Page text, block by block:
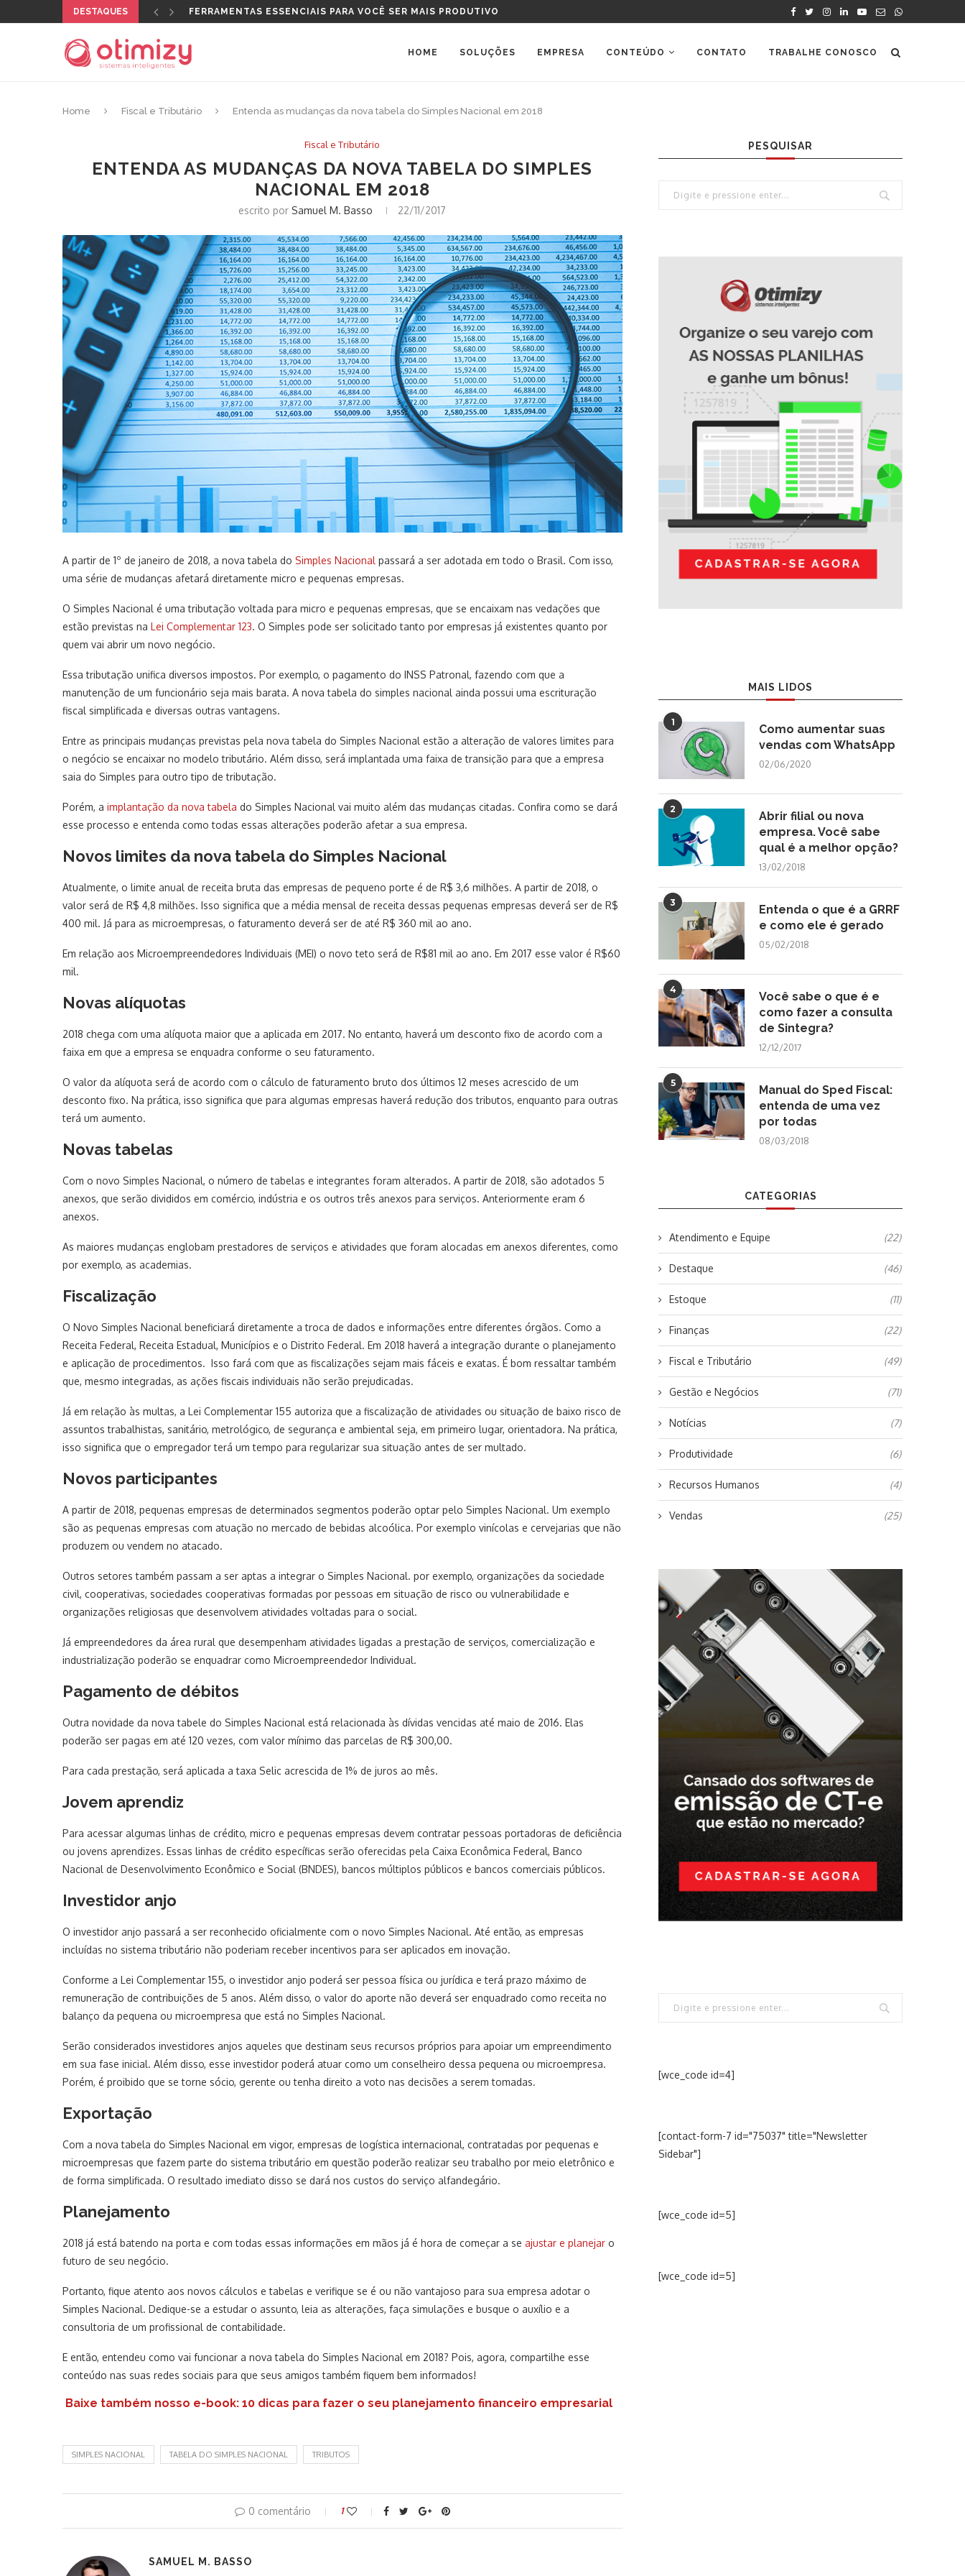
DESTAQUES QUAL CERTIFICADO DIGITAL DEVO COMPRAR?
HOME SOLUÇÕES EMPRESA CONTEÚDO CONTATO TRABALHE CONOSCO
Home Fiscal e Tributário Entenda as mudanças da nova tabela do Simples Nacional em 2018
Fiscal e Tributário
ENTENDA AS MUDANÇAS DA NOVA TABELA DO SIMPLES
NACIONAL EM 2018
escrito por Samuel M. Basso 22/11/2017
A partir de 1º de janeiro de 2018, a nova tabela do Simples Nacional passará a ser adotada em todo o Brasil. Com isso,
uma série de mudanças afetará diretamente micro e pequenas empresas.
O Simples Nacional é uma tributação voltada para micro e pequenas empresas, que se encaixam nas vedações que
estão previstas na Lei Complementar 123. O Simples pode ser solicitado tanto por empresas já existentes quanto por
quem vai abrir um novo negócio.
Essa tributação unifica diversos impostos. Por exemplo, o pagamento do INSS Patronal, fazendo com que a
manutenção de um funcionário seja mais barata. A nova tabela do simples nacional ainda possui uma escrituração
fiscal simplificada e diversas outras vantagens.
Entre as principais mudanças previstas pela nova tabela do Simples Nacional estão a alteração de valores limites para
o negócio se encaixar no modelo tributário. Além disso, será implantada uma faixa de transição para que a empresa
saia do Simples para outro tipo de tributação.
Porém, a implantação da nova tabela do Simples Nacional vai muito além das mudanças citadas. Confira como se dará
esse processo e entenda como todas essas alterações poderão afetar a sua empresa.
Novos limites da nova tabela do Simples Nacional
Atualmente, o limite anual de receita bruta das empresas de pequeno porte é de R$ 3,6 milhões. A partir de 2018, o
valor será de R$ 4,8 milhões. Isso significa que a média mensal de receita dessas pequenas empresas deverá ser de R$
400 mil. Já para as microempresas, o faturamento deverá ser de até R$ 360 mil ao ano.
Em relação aos Microempreendedores Individuais (MEI) o novo teto será de R$81 mil ao ano. Em 2017 esse valor é R$60
mil.
Novas alíquotas
2018 chega com uma alíquota maior que a aplicada em 2017. No entanto, haverá um desconto fixo de acordo com a
faixa em que a empresa se enquadra conforme o seu faturamento.
O valor da alíquota será de acordo com o cálculo de faturamento bruto dos últimos 12 meses acrescido de um
desconto fixo. Na prática, isso significa que para algumas empresas haverá redução dos tributos, enquanto para outras
terá um aumento.
Novas tabelas
Com o novo Simples Nacional, o número de tabelas e integrantes foram alterados. A partir de 2018, são adotados 5
anexos, que serão divididos em comércio, indústria e os outros três anexos para serviços. Anteriormente eram 6
anexos.
As maiores mudanças englobam prestadores de serviços e atividades que foram alocadas em anexos diferentes, como
por exemplo, as academias.
Fiscalização
O Novo Simples Nacional beneficiará diretamente a troca de dados e informações entre diferentes órgãos. Como a
Receita Federal, Receita Estadual, Municípios e o Distrito Federal. Em 2018 haverá a integração durante o planejamento
e aplicação de procedimentos. Isso fará com que as fiscalizações sejam mais fáceis e exatas. É bom ressaltar também
que, mesmo integradas, as ações fiscais individuais não serão prejudicadas.
Já em relação às multas, a Lei Complementar 155 autoriza que a fiscalização de atividades ou situação de baixo risco de
assuntos trabalhistas, sanitário, metrológico, de segurança e ambiental seja, em primeiro lugar, orientadora. Na prática,
isso significa que o empregador terá um tempo para regularizar sua situação antes de ser multado.
Novos participantes
A partir de 2018, pequenas empresas de determinados segmentos poderão optar pelo Simples Nacional. Um exemplo
são as pequenas empresas com atuação no mercado de bebidas alcoólica. Por exemplo vinícolas e cervejarias que não
produzem ou vendem no atacado.
Outros setores também passam a ser aptas a integrar o Simples Nacional. por exemplo, organizações da sociedade
civil, cooperativas, sociedades cooperativas formadas por pessoas em situação de risco ou vulnerabilidade e
organizações religiosas que desenvolvem atividades voltadas para o social.
Já empreendedores da área rural que desempenham atividades ligadas a prestação de serviços, comercialização e
industrialização poderão se enquadrar como Microempreendedor Individual.
Pagamento de débitos
Outra novidade da nova tabele do Simples Nacional está relacionada às dívidas vencidas até maio de 2016. Elas
poderão ser pagas em até 120 vezes, com valor mínimo das parcelas de R$ 300,00.
Para cada prestação, será aplicada a taxa Selic acrescida de 1% de juros ao mês.
Jovem aprendiz
Para acessar algumas linhas de crédito, micro e pequenas empresas devem contratar pessoas portadoras de deficiência
ou jovens aprendizes. Essas linhas de crédito específicas serão oferecidas pela Caixa Econômica Federal, Banco
Nacional de Desenvolvimento Econômico e Social (BNDES), bancos múltiplos públicos e bancos comerciais públicos.
Investidor anjo
O investidor anjo passará a ser reconhecido oficialmente com o novo Simples Nacional. Até então, as empresas
incluídas no sistema tributário não poderiam receber incentivos para ser aplicados em inovação.
Conforme a Lei Complementar 155, o investidor anjo poderá ser pessoa física ou jurídica e terá prazo máximo de
remuneração de contribuições de 5 anos. Além disso, o valor do aporte não deverá ser enquadrado como receita no
balanço da pequena ou microempresa que está no Simples Nacional.
Serão considerados investidores anjos aqueles que destinam seus recursos próprios para apoiar um empreendimento
em sua fase inicial. Além disso, esse investidor poderá atuar como um conselheiro dessa pequena ou microempresa.
Porém, é proibido que se torne sócio, gerente ou tenha direito a voto nas decisões a serem tomadas.
Exportação
Com a nova tabela do Simples Nacional em vigor, empresas de logística internacional, contratadas por pequenas e
microempresas que fazem parte do sistema tributário em questão poderão realizar seu trabalho por meio eletrônico e
de forma simplificada. O resultado imediato disso se dará nos custos do serviço alfandegário.
Planejamento
2018 já está batendo na porta e com todas essas informações em mãos já é hora de começar a se ajustar e planejar o
futuro de seu negócio.
Portanto, fique atento aos novos cálculos e tabelas e verifique se é ou não vantajoso para sua empresa adotar o
Simples Nacional. Dedique-se a estudar o assunto, leia as alterações, faça simulações e busque o auxílio e a
consultoria de um profissional de contabilidade.
E então, entendeu como vai funcionar a nova tabela do Simples Nacional em 2018? Pois, agora, compartilhe esse
conteúdo nas suas redes sociais para que seus amigos também fiquem bem informados!
Baixe também nosso e-book: 10 dicas para fazer o seu planejamento financeiro empresarial
SIMPLES NACIONAL TABELA DO SIMPLES NACIONAL TRIBUTOS
0 comentário 1
SAMUEL M. BASSO
PESQUISAR
MAIS LIDOS
1
Como aumentar suas
vendas com WhatsApp
02/06/2020
2
Abrir filial ou nova
empresa. Você sabe
qual é a melhor opção?
13/02/2018
3
Entenda o que é a GRRF
e como ele é gerado
05/02/2018
4
Você sabe o que é e
como fazer a consulta
de Sintegra?
12/12/2017
5
Manual do Sped Fiscal:
entenda de uma vez
por todas
08/03/2018
CATEGORIAS
Atendimento e Equipe (22)
Destaque (46)
Estoque (11)
Finanças (22)
Fiscal e Tributário (49)
Gestão e Negócios (71)
Notícias (7)
Produtividade (6)
Recursos Humanos (4)
Vendas (25)
[wce_code id=4]
[contact-form-7 id="75037" title="Newsletter
Sidebar"]
[wce_code id=5]
[wce_code id=5]